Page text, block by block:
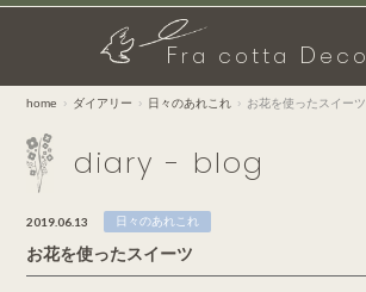
Fra cotta D eco
home ダイアリー 日々のあれこれ お花を使ったスイーツ
diary - blog
2019.06.13 日々のあれこれ
お花を使ったスイーツ